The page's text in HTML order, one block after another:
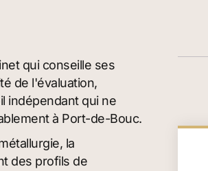
qui conseille ses
de l'évaluation,
indépendant qui ne
à Port-de-Bouc.
la
des profils de